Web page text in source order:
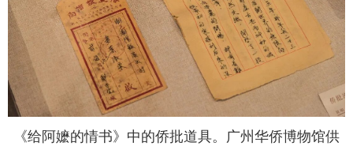
《给阿嬷的情书》中的侨批道具。广州华侨博物馆供